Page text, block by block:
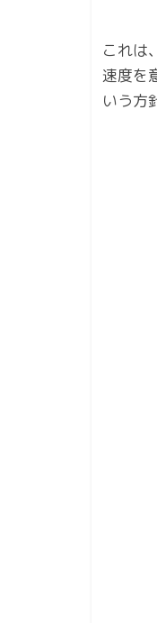
これは
速度を
いう方